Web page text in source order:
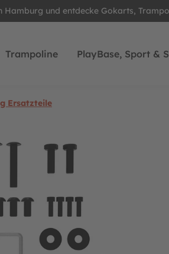
Hamburg und entdecke Gokarts,
Trampoline PlayBase, Sport &
Ersatzteile